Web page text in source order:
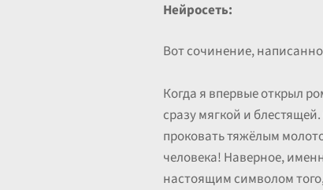
Нейросеть:
Вот сочинение,
Когда я впервые открыл
сразу мягкой и
проковать тяжёлым
человека! Наверное,
настоящим символом